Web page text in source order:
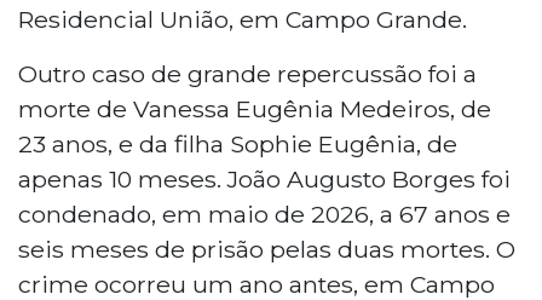
Residencial União, em Campo Grande.
Outro caso de grande repercussão foi a
morte de Vanessa Eugênia Medeiros, de
23 anos, e da filha Sophie Eugênia, de
apenas 10 meses. João Augusto Borges foi
condenado, em maio de 2026, a 67 anos e
seis meses de prisão pelas duas mortes. O
crime ocorreu um ano antes, em Campo